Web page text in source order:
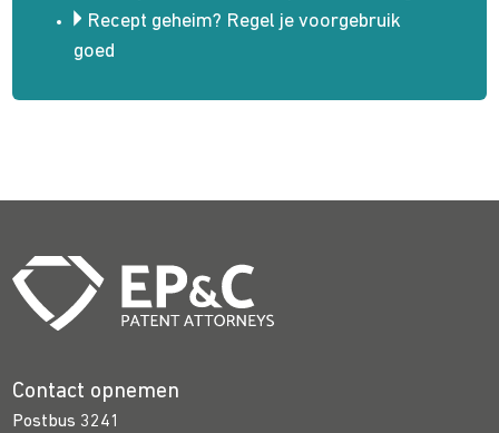
Recept geheim? Regel je voorgebruik
goed
Contact opnemen
Postbus 3241